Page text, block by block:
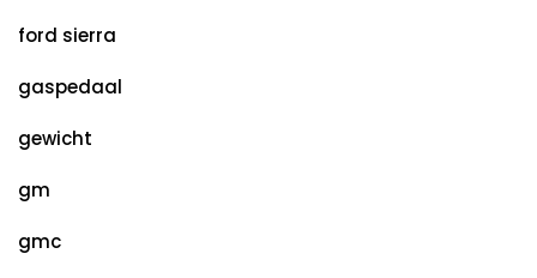
ford sierra
gaspedaal
gewicht
gm
gmc